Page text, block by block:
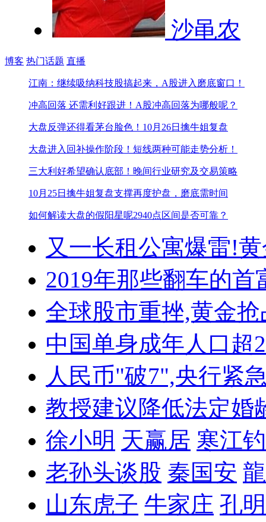
沙黾农
博客 热门话题 直播
江南：继续吸纳科技股搞起来，A股进入磨底窗口！
冲高回落 还需利好跟进！ A股冲高回落为哪般呢？
大盘反弹还得看茅台脸色！ 10月26日擒牛姐复盘
大盘进入回补操作阶段！ 短线两种可能走势分析！
三大利好希望确认底部！ 晚间行业研究及交易策略
10月25日擒牛姐复盘支撑再度护盘，磨底需时间
如何解读大盘的假阳星呢2940点区间是否可靠？
又一长租公寓爆雷!
2019年那些翻车的首
全球股市重挫,黄金抢
中国单身成年人口超
人民币"破7",央行紧
教授建议降低法定婚
徐小明 天赢居 寒江
老孙头谈股 秦国安
山东虎子 牛家庄 孔